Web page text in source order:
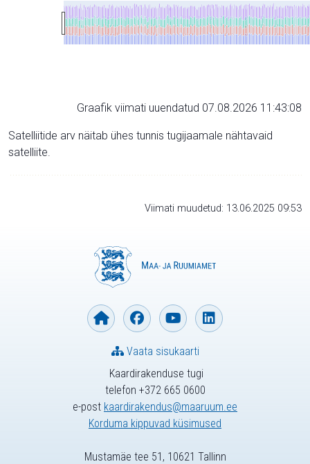
Graafik viimati uuendatud 07.08.2026 11:43:08
Satelliitide arv näitab ühes tunnis tugijaamale nähtavaid
satelliite.
Viimati muudetud: 13.06.2025 09:53
Kaardirakenduse tugi
telefon +372 665 0600
e-post kaardirakendus@maaruum.ee
Korduma kippuvad küsimused
Vaata sisukaarti
Mustamäe tee 51, 10621 Tallinn